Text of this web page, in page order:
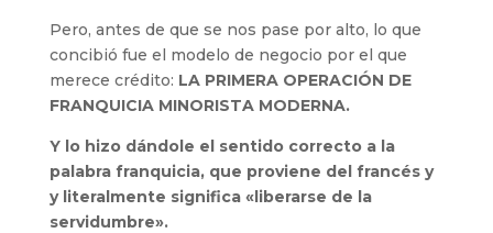
Pero, antes de que se nos pase por alto, lo que
concibió fue el modelo de negocio por el que
merece crédito: LA PRIMERA OPERACIÓN DE
FRANQUICIA MINORISTA MODERNA.
Y lo hizo dándole el sentido correcto a la
palabra franquicia, que proviene del francés y
y literalmente significa «liberarse de la
servidumbre».